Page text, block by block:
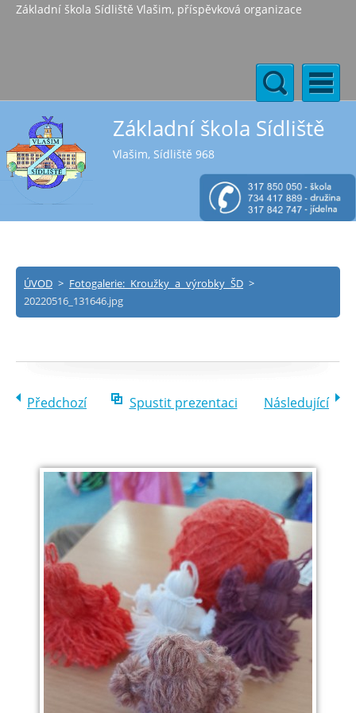
Základní škola Sídliště Vlašim, příspěvková organizace
Základní škola Sídliště
Vlašim, Sídliště 968
ÚVOD > Fotogalerie: Kroužky a výrobky ŠD >
20220516_131646.jpg
Předchozí Spustit prezentaci Následující